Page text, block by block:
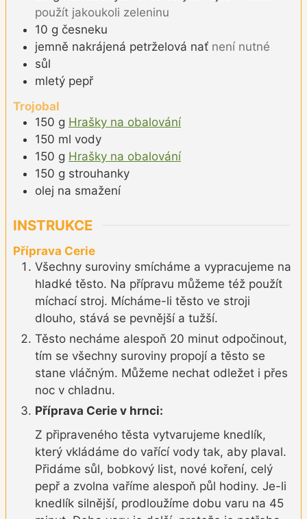
použít jakoukoli zeleninu
10 g česneku
jemně nakrájená petrželová nať není nutné
sůl
mletý pepř
Trojobal
150 g Hrašky na obalování
150 ml vody
150 g Hrašky na obalování
150 g strouhanky
olej na smažení
INSTRUKCE
Příprava Cerie
Všechny suroviny smícháme a vypracujeme na
hladké těsto. Na přípravu můžeme též použít
míchací stroj. Mícháme-li těsto ve stroji
dlouho, stává se pevnější a tužší.
Těsto necháme alespoň 20 minut odpočinout,
tím se všechny suroviny propojí a těsto se
stane vláčným. Můžeme nechat odležet i přes
noc v chladnu.
Příprava Cerie v hrnci:
Z připraveného těsta vytvarujeme knedlík,
který vkládáme do vařící vody tak, aby plaval.
Přidáme sůl, bobkový list, nové koření, celý
pepř a zvolna vaříme alespoň půl hodiny. Je-li
knedlík silnější, prodloužíme dobu varu na 45